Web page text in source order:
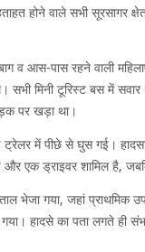
होने वाले सभी सूरसागर
बाग व आस-पास रहने वाली
मिनी टूरिस्ट बस में
पर खड़ा था।
में पीछे से घुस गई।
एक ड्राइवर शामिल है,
भेजा गया, जहां प्राथमिक
गया। हादसे का पता लगते ही